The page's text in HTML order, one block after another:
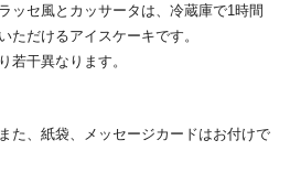
ッセ風とカッサータは、冷蔵庫で1時間
ただけるアイスケーキです。
若干異なります。
た、紙袋、メッセージカードはお付けで